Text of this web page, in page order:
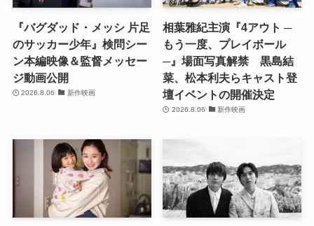
『バグダッド・メッシ 片足
のサッカー少年』検問シー
ン本編映像＆監督メッセー
ジ動画公開
2026.8.06 新作映画
相葉雅紀主演『4アウト ─
もう一度、プレイボール
─』場面写真解禁 黒島結
菜、松本利夫らキャスト登
壇イベントの開催決定
2026.8.06 新作映画